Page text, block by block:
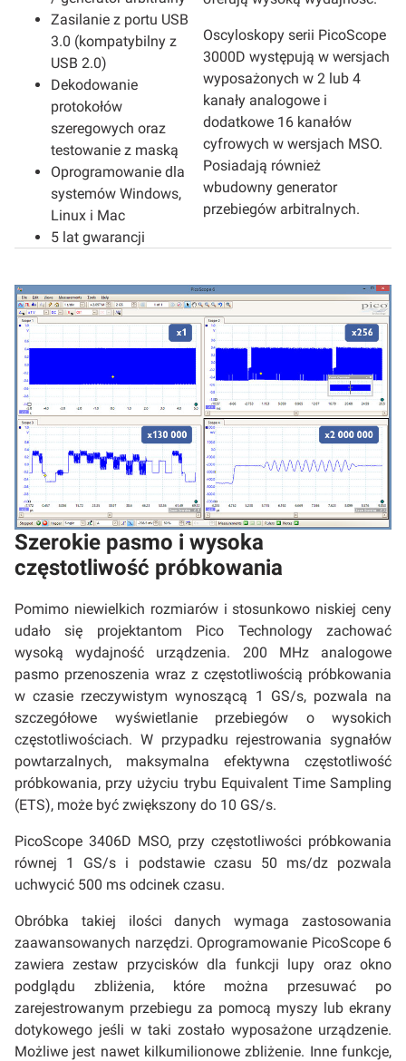
Zasilanie z portu USB
3.0 (kompatybilny z
USB 2.0)
Dekodowanie
protokołów
szeregowych oraz
testowanie z maską
Oprogramowanie dla
systemów Windows,
Linux i Mac
5 lat gwarancji
Oscyloskopy serii PicoScope
3000D występują w wersjach
wyposażonych w 2 lub 4
kanały analogowe i
dodatkowe 16 kanałów
cyfrowych w wersjach MSO.
Posiadają również
wbudowny generator
przebiegów arbitralnych.
Szerokie pasmo i wysoka
częstotliwość próbkowania
Pomimo niewielkich rozmiarów i stosunkowo niskiej ceny
udało się projektantom Pico Technology zachować
wysoką wydajność urządzenia. 200 MHz analogowe
pasmo przenoszenia wraz z częstotliwością próbkowania
w czasie rzeczywistym wynoszącą 1 GS/s, pozwala na
szczegółowe wyświetlanie przebiegów o wysokich
częstotliwościach. W przypadku rejestrowania sygnałów
powtarzalnych, maksymalna efektywna częstotliwość
próbkowania, przy użyciu trybu Equivalent Time Sampling
(ETS), może być zwiększony do 10 GS/s.
PicoScope 3406D MSO, przy częstotliwości próbkowania
równej 1 GS/s i podstawie czasu 50 ms/dz pozwala
uchwycić 500 ms odcinek czasu.
Obróbka takiej ilości danych wymaga zastosowania
zaawansowanych narzędzi. Oprogramowanie PicoScope 6
zawiera zestaw przycisków dla funkcji lupy oraz okno
podglądu zbliżenia, które można przesuwać po
zarejestrowanym przebiegu za pomocą myszy lub ekrany
dotykowego jeśli w taki zostało wyposażone urządzenie.
Możliwe jest nawet kilkumilionowe zbliżenie. Inne funkcje,